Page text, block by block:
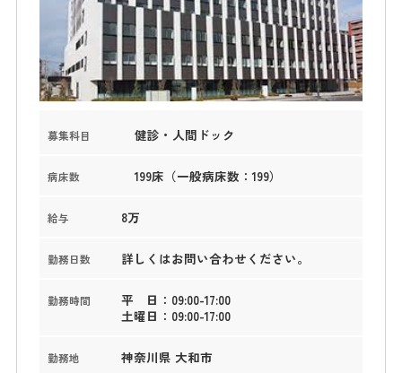
募集科目 健診・人間ドック
病床数 199床（一般病床数：199）
給与 8万
勤務日数 詳しくはお問い合わせください。
勤務時間
平 日：09:00-17:00
土曜日：09:00-17:00
勤務地 神奈川県 大和市